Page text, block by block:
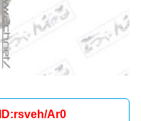
ID:rsveh/Ar0